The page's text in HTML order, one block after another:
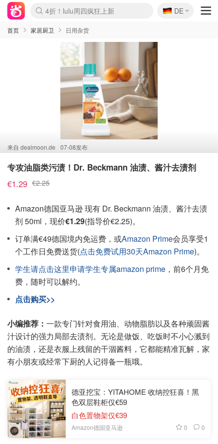
Boticinal 夏促开抢！
4折！lulu周四疯狂上新
还没结束！&OtherStories大促
Joybuy变相75折 随时失效
速领！Stanley独家85折
疑似霸哥！Camper额外叠85折
Zalando 奥莱闪促！每日更新
Moncler反季囤！5折起+叠9折
Coach Brooklyn仅€192
🇩🇪
DE
首页 家居厨卫 日用杂货
来自 dealmoon.de 07-08发布
专攻油脂类污渍！Dr. Beckmann 油渍、酱汁去渍剂
€1.29 €2.25
Amazon德国亚马逊 现有 Dr. Beckmann 油渍、酱汁去渍
剂 50ml，现价€1.29(指导价€2.25)。
订单满€49德国境内免运费，或Amazon Prime会员享受1
个工作日免费送货(点击免费试用30天Amazon Prime)。
学生请点击这里申请学生专属amazon prime ，前6个月免
费，随时可以解约。
点击购买>>
小编推荐： 一款专门针对食用油、动物脂肪以及各种顽固酱
汁设计的强力局部去渍剂。无论是做饭、吃饭时不小心溅到
的油渍，还是衣服上残留的干涸酱料，它都能精准瓦解，家
有小朋友或经常下厨的人记得备一瓶哦。
德亚挖宝：YITAHOME 收纳控狂喜！黑
色双层鞋柜仅€59
白色置物架仅€39
Amazon德国亚马逊 0 0